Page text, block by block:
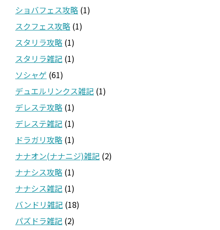
ショバフェス攻略 (1)
スクフェス攻略 (1)
スタリラ攻略 (1)
スタリラ雑記 (1)
ソシャゲ (61)
デュエルリンクス雑記 (1)
デレステ攻略 (1)
デレステ雑記 (1)
ドラガリ攻略 (1)
ナナオン(ナナニジ)雑記 (2)
ナナシス攻略 (1)
ナナシス雑記 (1)
バンドリ雑記 (18)
パズドラ雑記 (2)